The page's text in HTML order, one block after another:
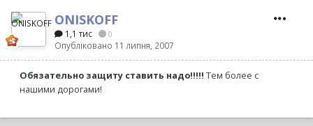
ONISKOFF
1,1 тис 0
Опубліковано 11 липня, 2007
Обязательно защиту ставить надо!!!!! Тем более с
нашими дорогами!